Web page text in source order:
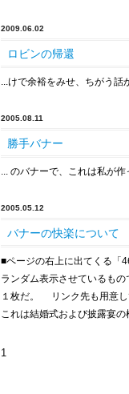
2009.06.02
ロビンの帰還
...けで余裕をみせ、ちがう話
2005.08.11
勝手バナー
... のバナーで、これは私が作
2005.05.12
バナーの快楽について
■ページの右上に出てくる「
ランダム表示させているも
１枚だ。 リンク先も用意し
これは結婚式および披露宴
1